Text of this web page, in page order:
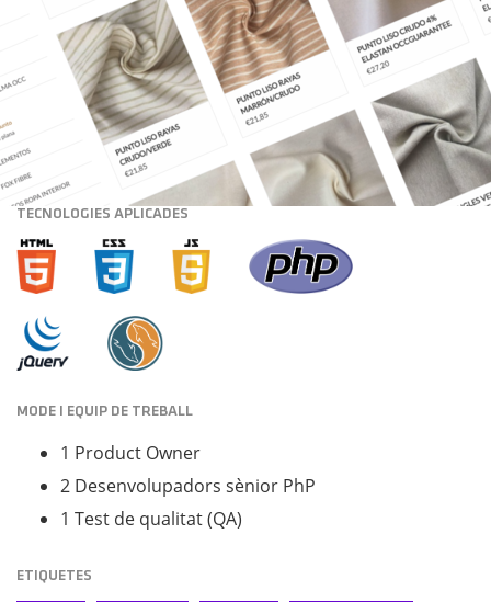
TECNOLOGIES APLICADES
MODE I EQUIP DE TREBALL
1 Product Owner
2 Desenvolupadors sènior PhP
1 Test de qualitat (QA)
ETIQUETES